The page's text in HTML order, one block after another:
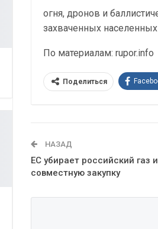
огня, дронов и
захваченных
По материалам: rupor.info
Поделиться
НАЗАД
ЕС убирает российский газ
совместную закупку